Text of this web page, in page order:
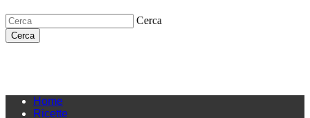
Cerca
Cerca
Home
Ricette